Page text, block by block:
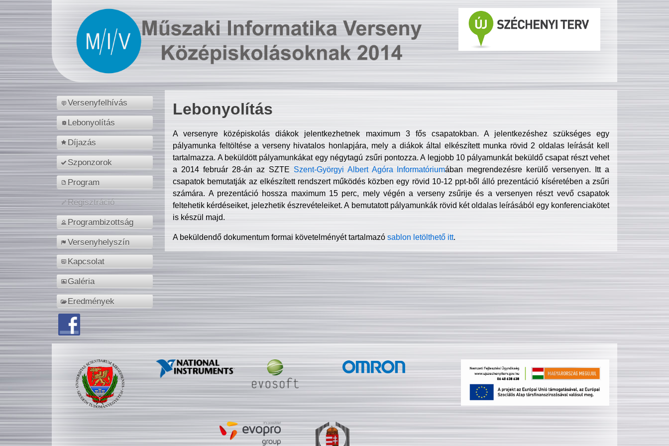
Versenyfelhívás
Lebonyolítás
Díjazás
Szponzorok
Program
Regisztráció
Programbizottság
Versenyhelyszín
Kapcsolat
Galéria
Eredmények
Lebonyolítás
A versenyre középiskolás diákok jelentkezhetnek maximum 3 fős csapatokban. A jelentkezéshez szükséges egy
pályamunka feltöltése a verseny hivatalos honlapjára, mely a diákok által elkészített munka rövid 2 oldalas leírását kell
tartalmazza. A beküldött pályamunkákat egy négytagú zsűri pontozza. A legjobb 10 pályamunkát beküldő csapat részt vehet
a 2014 február 28-án az SZTE Szent-Györgyi Albert Agóra Informatóriumában megrendezésre kerülő versenyen. Itt a
csapatok bemutatják az elkészített rendszert működés közben egy rövid 10-12 ppt-ből álló prezentáció kíséretében a zsűri
számára. A prezentáció hossza maximum 15 perc, mely végén a verseny zsűrije és a versenyen részt vevő csapatok
feltehetik kérdéseiket, jelezhetik észrevételeiket. A bemutatott pályamunkák rövid két oldalas leírásából egy konferenciakötet
is készül majd.
A beküldendő dokumentum formai követelményét tartalmazósablon letölthető itt.